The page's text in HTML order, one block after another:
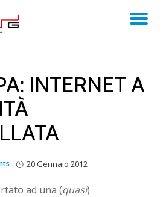
INTERNET A
20 Gennaio 2012
ad una (quasi)